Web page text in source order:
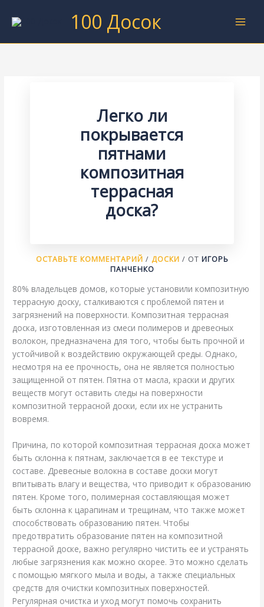
100 Досок
Легко ли
покрывается
пятнами
композитная
террасная
доска?
ОСТАВЬТЕ КОММЕНТАРИЙ / ДОСКИ / ОТ ИГОРЬ
ПАНЧЕНКО
80% владельцев домов, которые установили композитную
террасную доску, сталкиваются с проблемой пятен и
загрязнений на поверхности. Композитная террасная
доска, изготовленная из смеси полимеров и древесных
волокон, предназначена для того, чтобы быть прочной и
устойчивой к воздействию окружающей среды. Однако,
несмотря на ее прочность, она не является полностью
защищенной от пятен. Пятна от масла, краски и других
веществ могут оставить следы на поверхности
композитной террасной доски, если их не устранить
вовремя.
Причина, по которой композитная террасная доска может
быть склонна к пятнам, заключается в ее текстуре и
составе. Древесные волокна в составе доски могут
впитывать влагу и вещества, что приводит к образованию
пятен. Кроме того, полимерная составляющая может
быть склонна к царапинам и трещинам, что также может
способствовать образованию пятен. Чтобы
предотвратить образование пятен на композитной
террасной доске, важно регулярно чистить ее и устранять
любые загрязнения как можно скорее. Это можно сделать
с помощью мягкого мыла и воды, а также специальных
средств для очистки композитных поверхностей.
Регулярная очистка и уход могут помочь сохранить